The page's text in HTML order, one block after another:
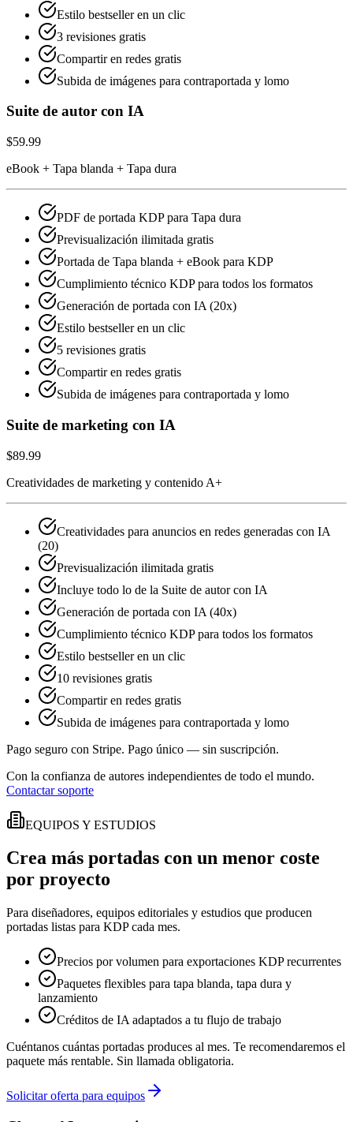
Estilo bestseller en un clic
3 revisiones gratis
Compartir en redes gratis
Subida de imágenes para contraportada y lomo
Suite de autor con IA
$59.99
eBook + Tapa blanda + Tapa dura
PDF de portada KDP para Tapa dura
Previsualización ilimitada gratis
Portada de Tapa blanda + eBook para KDP
Cumplimiento técnico KDP para todos los formatos
Generación de portada con IA (20x)
Estilo bestseller en un clic
5 revisiones gratis
Compartir en redes gratis
Subida de imágenes para contraportada y lomo
Suite de marketing con IA
$89.99
Creatividades de marketing y contenido A+
Creatividades para anuncios en redes generadas con IA
(20)
Previsualización ilimitada gratis
Incluye todo lo de la Suite de autor con IA
Generación de portada con IA (40x)
Cumplimiento técnico KDP para todos los formatos
Estilo bestseller en un clic
10 revisiones gratis
Compartir en redes gratis
Subida de imágenes para contraportada y lomo
Pago seguro con Stripe. Pago único — sin suscripción.
Con la confianza de autores independientes de todo el mundo.
Contactar soporte
EQUIPOS Y ESTUDIOS
Crea más portadas con un menor coste
por proyecto
Para diseñadores, equipos editoriales y estudios que producen
portadas listas para KDP cada mes.
Precios por volumen para exportaciones KDP recurrentes
Paquetes flexibles para tapa blanda, tapa dura y
lanzamiento
Créditos de IA adaptados a tu flujo de trabajo
Cuéntanos cuántas portadas produces al mes. Te recomendaremos el
paquete más rentable. Sin llamada obligatoria.
Solicitar oferta para equipos